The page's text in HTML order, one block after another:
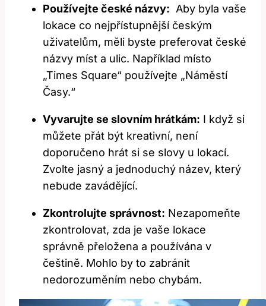
Používejte české názvy: ⁣ Aby byla vaše
lokace co nejpřístupnější českým
uživatelům, měli ⁤byste preferovat české
⁣názvy míst a ulic. Například místo
„Times ⁤Square“ používejte „Náměstí
Časy.“
Vyvarujte se slovním hrátkám: I když si
⁢můžete přát být kreativní, není
doporučeno hrát si⁣ se slovy u lokací.
Zvolte jasný a jednoduchý název, který
nebude⁢ zavádějící.
Zkontrolujte ⁢správnost: Nezapomeňte
zkontrolovat, zda je vaše lokace
správně přeložena a používána v
češtině. ⁤Mohlo by ​to zabránit
nedorozuměním ⁢nebo ‍chybám.